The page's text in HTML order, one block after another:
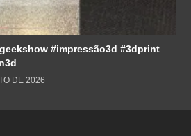
#impressão3d #3dprint
DE 2026